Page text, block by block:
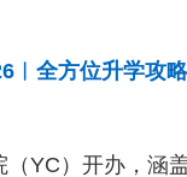
全方位升学攻
YC）开办，涵